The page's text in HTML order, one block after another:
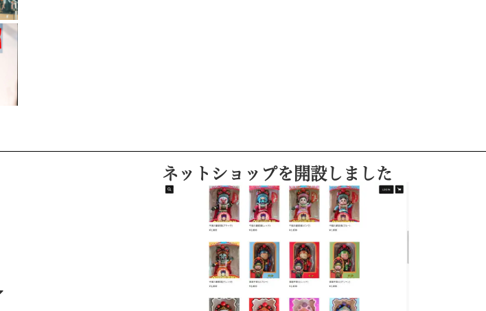
ネットショップを開設しました